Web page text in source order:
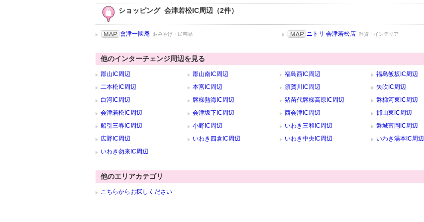
ショッピング 会津若松IC周辺（2件）
會津一國庵 おみやげ・民芸品 ニトリ 会津若松店 雑貨・インテリア
他のインターチェンジ周辺を見る
郡山IC周辺 郡山南IC周辺 福島西IC周辺
福島飯坂IC周辺
二本松IC周辺
本宮IC周辺 須賀川IC周辺
矢吹IC周辺
白河IC周辺
磐梯熱海IC周辺 猪苗代磐梯高原IC周辺
磐梯河東IC周辺
会津若松IC周辺
会津坂下IC周辺 西会津IC周辺
郡山東IC周辺
船引三春IC周辺
小野IC周辺 いわき三和IC周辺
磐城富岡IC周辺
広野IC周辺
いわき四倉IC周辺 いわき中央IC周辺
いわき湯本IC周辺
いわき勿来IC周辺
他のエリアカテゴリ
こちらからお探しください